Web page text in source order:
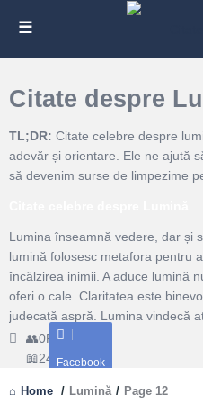
Citate despre
TL;DR: Citate celebre despre
adevăr și orientare. Ele ne ajută
să devenim surse de limpezime
Lumina înseamnă vedere, dar și
lumină folosesc metafora pentru
încălzirea inimii. A aduce lumină
oferi o cale. Claritatea este
judecată aspră. Lumina vindecă
speranță.Există și un ritm al
întuneric creativ. Când totul pare
bunătate, o explicație simplă, o
Facebook
0Followers
241Citate
Home / Lumină / Page 12